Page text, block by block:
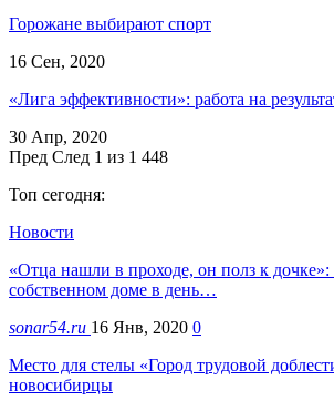
Горожане выбирают спорт
16 Сен, 2020
«Лига эффективности»: работа на
30 Апр, 2020
Пред След 1 из 1 448
Топ сегодня:
Новости
«Отца нашли в проходе, он полз к дочке»:
собственном доме в день…
sonar54.ru 16 Янв, 2020 0
Место для стелы «Город трудовой
новосибирцы